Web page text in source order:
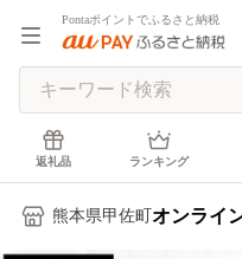
Pontaポイントでふるさと納税
返礼品 ランキング
熊本県甲佐町 オンライ